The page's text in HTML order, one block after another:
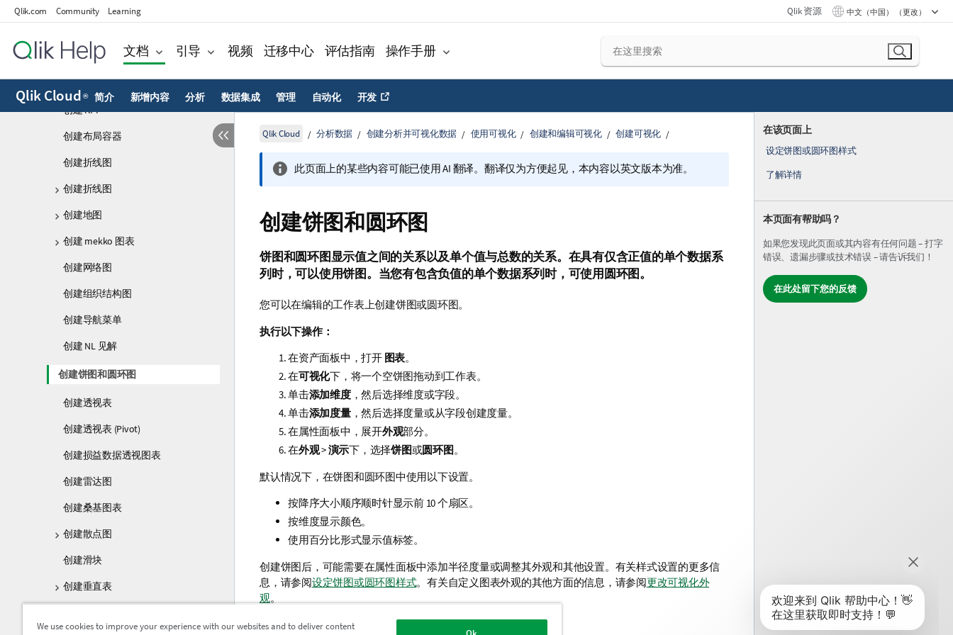
Qlik.com Community Learning Qlik 资源 中文（中国） （更改）
文档 引导 视频 迁移中心 评估指南 操作手册
Qlik Cloud ® 简介 新增内容 分析 数据集成 管理 自动化 开发
创建表盘
创建直方图
创建图像对象
创建 KPI
创建布局容器
创建折线图
创建折线图
创建地图
创建 mekko 图表
创建网络图
创建组织结构图
创建导航菜单
创建 NL 见解
创建饼图和圆环图
创建透视表
创建透视表 (Pivot)
创建损益数据透视图表
创建雷达图
创建桑基图表
创建散点图
创建滑块
创建垂直表
在该页面上
设定饼图或圆环图样式
了解详情
本页面有帮助吗？
如果您发现此页面或其内容有任何问题 – 打字
错误、遗漏步骤或技术错误 – 请告诉我们！
在此处留下您的反馈
Qlik Cloud 分析数据 创建分析并可视化数据 使用可视化 创建和编辑可视化 创建可视化
此页面上的某些内容可能已使用 AI 翻译。翻译仅为方便起见，本内容以英文版本为准。
创建饼图和圆环图
饼图和圆环图显示值之间的关系以及单个值与总数的关系。在具有仅含正值的单个数据系
列时，可以使用饼图。当您有包含负值的单个数据系列时，可使用圆环图。
您可以在编辑的工作表上创建饼图或圆环图。
执行以下操作：
在资产面板中，打开 图表。
在可视化下，将一个空饼图拖动到工作表。
单击添加维度，然后选择维度或字段。
单击添加度量，然后选择度量或从字段创建度量。
在属性面板中，展开外观部分。
在外观>演示下，选择饼图或圆环图。
默认情况下，在饼图和圆环图中使用以下设置。
按降序大小顺序顺时针显示前 10 个扇区。
按维度显示颜色。
使用百分比形式显示值标签。
创建饼图后，可能需要在属性面板中添加半径度量或调整其外观和其他设置。 有关样式设置的更多信
息，请参阅设定饼图或圆环图样式。有关自定义图表外观的其他方面的信息，请参阅更改可视化外
观。
We use cookies to improve your experience with our websites and to deliver content